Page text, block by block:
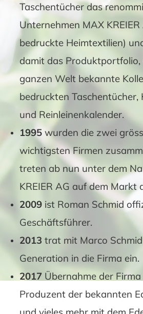
Taschentücher das
Unternehmen MAX
bedruckte Heimtextilien)
damit das Produktportfolio,
ganzen Welt bekannte
bedruckten Taschentücher,
und Reinleinenkalender.
1995 wurden die zwei
wichtigsten Firmen
treten ab nun unter dem
KREIER AG auf dem Markt
2009 ist Roman Schmid
Geschäftsführer.
2013 trat mit Marco
Generation in die Firma ein.
2017 Übernahme der Firma
Produzent der bekannten